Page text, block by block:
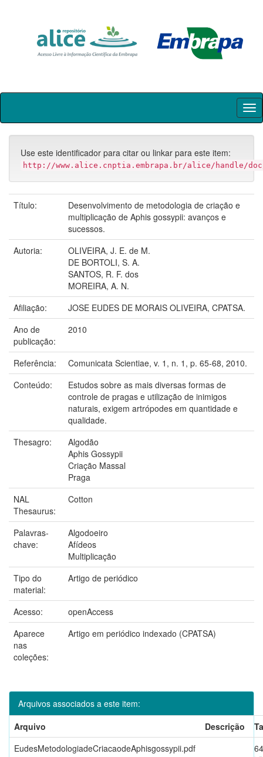
Skip
Use este identificador para citar ou linkar para este item:
http://www.alice.cnptia.embrapa.br/alice/handle/
Título:
Desenvolvimento de metodologia de criação e
multiplicação de Aphis gossypii: avanços e
sucessos.
Autoria:
OLIVEIRA, J. E. de M.
DE BORTOLI, S. A.
SANTOS, R. F. dos
MOREIRA, A. N.
Afiliação:
JOSE EUDES DE MORAIS OLIVEIRA, CPATSA.
Ano de
publicação:
2010
Referência:
Comunicata Scientiae, v. 1, n. 1, p. 65-68, 2010.
Conteúdo:
Estudos sobre as mais diversas formas de
controle de pragas e utilização de inimigos
naturais, exigem artrópodes em quantidade e
qualidade.
Thesagro:
Algodão
Aphis Gossypii
Criação Massal
Praga
NAL
Thesaurus:
Cotton
Palavras-
chave:
Algodoeiro
Afídeos
Multiplicação
Tipo do
material:
Artigo de periódico
Acesso:
openAccess
Aparece
nas
coleções:
Artigo em periódico indexado (CPATSA)
Arquivos associados a este item:
Arquivo
Descrição
EudesMetodologiadeCriacaodeAphisgossypii.pdf